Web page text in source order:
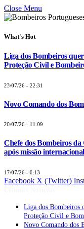
Close Menu
What's Hot
Liga dos Bombeiros
Proteção Civil e
23/07/26 - 22:31
Novo Comando dos
20/07/26 - 11:09
Chefe dos Bombeiros
após missão internacional
17/07/26 - 0:13
Facebook X (Twitter)
Liga dos Bombeiros
Proteção Civil e
Novo Comando dos